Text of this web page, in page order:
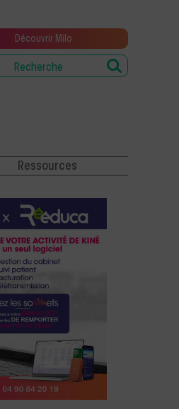
Découvrir Milo
Ressources